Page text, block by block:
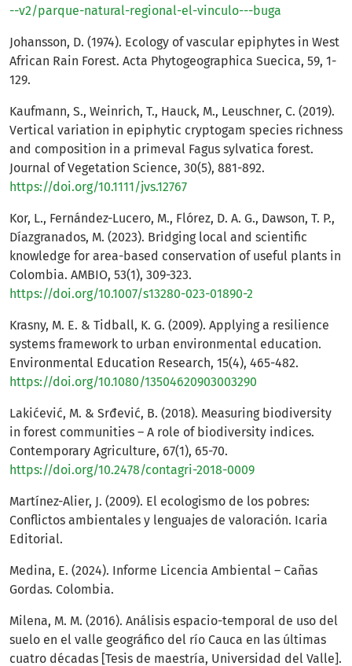
--v2/parque-natural-regional-el-vinculo---buga
Johansson, D. (1974). Ecology of vascular epiphytes in West
African Rain Forest. Acta Phytogeographica Suecica, 59, 1-
129.
Kaufmann, S., Weinrich, T., Hauck, M., Leuschner, C. (2019).
Vertical variation in epiphytic cryptogam species richness
and composition in a primeval Fagus sylvatica forest.
Journal of Vegetation Science, 30(5), 881-892.
https://doi.org/10.1111/jvs.12767
Kor, L., Fernández-Lucero, M., Flórez, D. A. G., Dawson, T. P.,
Díazgranados, M. (2023). Bridging local and scientific
knowledge for area-based conservation of useful plants in
Colombia. AMBIO, 53(1), 309-323.
https://doi.org/10.1007/s13280-023-01890-2
Krasny, M. E. & Tidball, K. G. (2009). Applying a resilience
systems framework to urban environmental education.
Environmental Education Research, 15(4), 465-482.
https://doi.org/10.1080/13504620903003290
Lakićević, M. & Srđević, B. (2018). Measuring biodiversity
in forest communities – A role of biodiversity indices.
Contemporary Agriculture, 67(1), 65-70.
https://doi.org/10.2478/contagri-2018-0009
Martínez-Alier, J. (2009). El ecologismo de los pobres:
Conflictos ambientales y lenguajes de valoración. Icaria
Editorial.
Medina, E. (2024). Informe Licencia Ambiental – Cañas
Gordas. Colombia.
Milena, M. M. (2016). Análisis espacio-temporal de uso del
suelo en el valle geográfico del río Cauca en las últimas
cuatro décadas [Tesis de maestría, Universidad del Valle].